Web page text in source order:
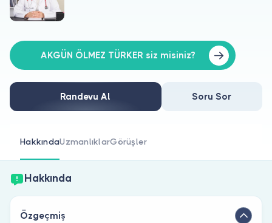
Hakkımızda
Doktorlar için
Doktor musunuz?
AKGÜN ÖLMEZ TÜRKER siz misiniz?
Randevu Al Soru Sor
HakkındaUzmanlıklarGörüşler
Hakkında
Özgeçmiş